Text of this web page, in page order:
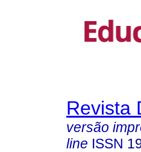
Revista
versão
line ISSN